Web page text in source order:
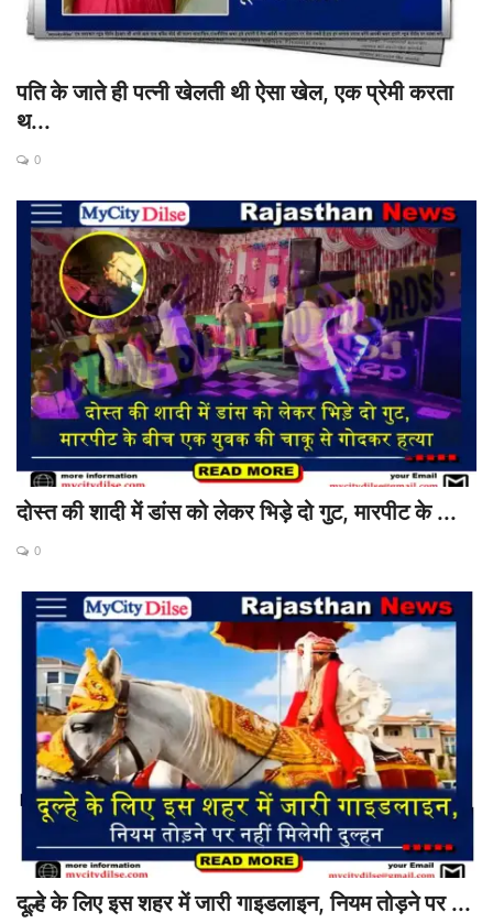
पति के जाते ही पत्नी खेलती थी ऐसा खेल, एक प्रेमी करता
थ...
0
दोस्त की शादी में डांस को लेकर भिड़े दो गुट, मारपीट के ...
0
दूल्हे के लिए इस शहर में जारी गाइडलाइन, नियम तोड़ने पर ...